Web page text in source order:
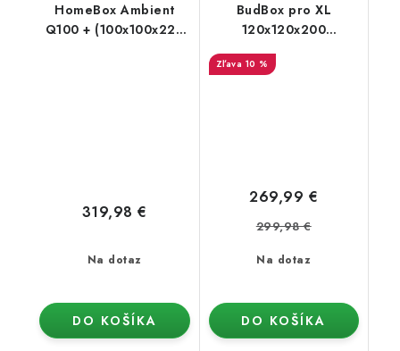
HomeBox Ambient
Q100 + (100x100x220
Na dotaz
319,98 €
DO KOŠÍKA
BudBox pro XL
120x120x200
strieborný - rastové
stan
10 %
Na dotaz
269,99 €
299,98 €
DO KOŠÍKA